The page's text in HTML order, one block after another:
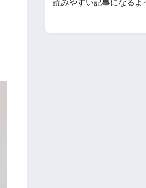
読みやすい記事になるよ